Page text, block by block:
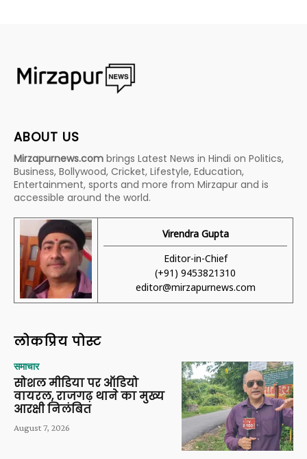
ABOUT US
Mirzapurnews.com brings Latest News in Hindi on Politics,
Business, Bollywood, Cricket, Lifestyle, Education,
Entertainment, sports and more from Mirzapur and is
accessible around the world.
Virendra Gupta
Editor-in-Chief
(+91) 9453821310
editor@mirzapurnews.com
लोकप्रिय पोस्ट
समाचार
सोशल मीडिया पर ऑडियो
वायरल, राजगढ़ थाने का मुख्य
आरक्षी निलंबित
August 7, 2026